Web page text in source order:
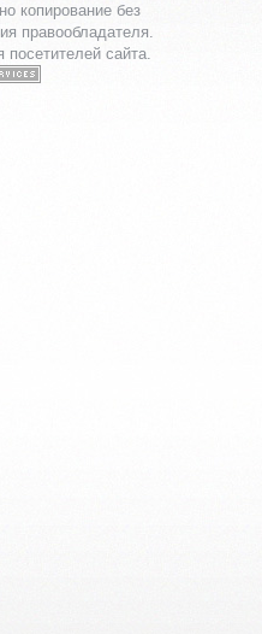
копирование без
правообладателя.
сайта.